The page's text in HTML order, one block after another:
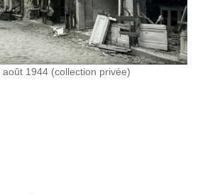
août 1944 (collection privée)